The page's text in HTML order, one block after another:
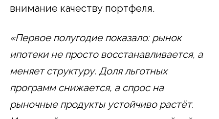
внимание качеству портфеля.
«Первое полугодие показало: рынок
ипотеки не просто восстанавливается, а
меняет структуру. Доля льготных
программ снижается, а спрос на
рыночные продукты устойчиво растёт.